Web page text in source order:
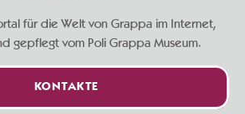
für die Welt von Grappa im Internet,
gepflegt vom Poli Grappa Museum.
KONTAKTE